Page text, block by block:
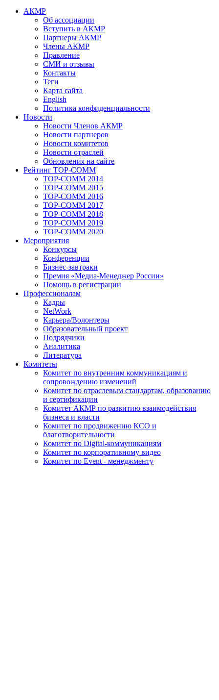
АКМР
Об ассоциации
Вступить в АКМР
Партнеры АКМР
Члены АКМР
Правление
СМИ и отзывы
Контакты
Теги
Карта сайта
English
Политика конфиденциальности
Новости
Новости Членов АКМР
Новости партнеров
Новости комитетов
Новости отраслей
Обновления на сайте
Рейтинг TOP-COMM
TOP-COMM 2014
TOP-COMM 2015
TOP-COMM 2016
TOP-COMM 2017
TOP-COMM 2018
TOP-COMM 2019
TOP-COMM 2020
Мероприятия
Конкурсы
Конференции
Бизнес-завтраки
Премия «Медиа-Менеджер России»
Помощь в регистрации
Профессионалам
Кадры
NetWork
Карьера/Волонтеры
Образовательный проект
Подрядчики
Аналитика
Литература
Комитеты
Комитет по внутренним коммуникациям и
сопровождению изменений
Комитет по отраслевым стандартам, образованию
и сертификации
Комитет АКМР по развитию взаимодействия
бизнеса и власти
Комитет по продвижению КСО и
благотворительности
Комитет по Digital-коммуникациям
Комитет по корпоративному видео
Комитет по Event - менеджменту